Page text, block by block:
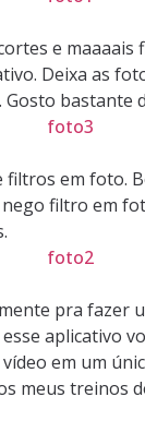
e maaaais
Deixa as
bastante
filtros em foto.
filtro em
pra fazer
aplicativo
em um
meus treinos